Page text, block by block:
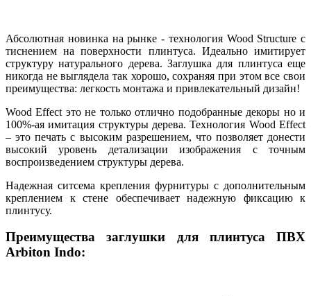
Абсолютная новинка на рынке - технология Wood Structure с
тиснением на поверхности плинтуса. Идеально имитирует
структуру натурального дерева. Заглушка для плинтуса еще
никогда не выглядела так хорошо, сохраняя при этом все свои
преимущества: легкость монтажа и привлекательный дизайн!
Wood Effect это не только отлично подобранные декоры но и
100%-ая имитация структуры дерева. Технология Wood Effect
– это печать с высоким разрешением, что позволяет донести
высокий уровень детализации изображения с точным
воспроизведением структуры дерева.
Надежная ситсема крепления фурнитуры с дополнительным
креплением к стене обеспечивает надежную фиксацию к
плинтусу.
Преимущества заглушки для плинтуса ПВХ
Arbiton Indo: